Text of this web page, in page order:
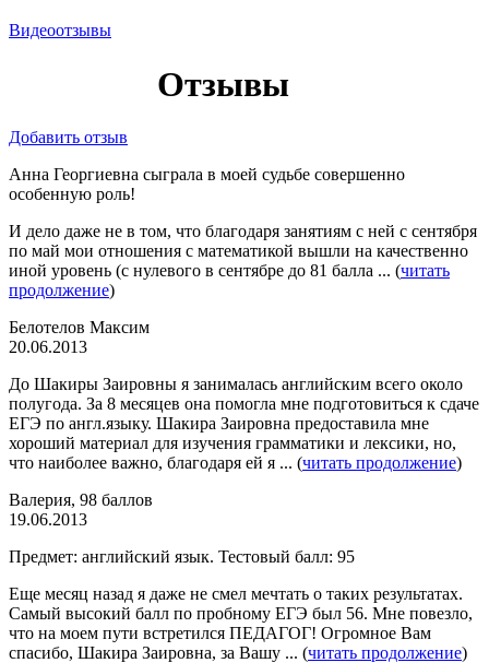
Видеоотзывы
Отзывы
Добавить отзыв
Анна Георгиевна сыграла в моей судьбе совершенно
особенную роль!
И дело даже не в том, что благодаря занятиям с ней с сентября
по май мои отношения с математикой вышли на качественно
иной уровень (с нулевого в сентябре до 81 балла ... (читать
продолжение)
Белотелов Максим
20.06.2013
До Шакиры Заировны я занималась английским всего около
полугода. За 8 месяцев она помогла мне подготовиться к сдаче
ЕГЭ по англ.языку. Шакира Заировна предоставила мне
хороший материал для изучения грамматики и лексики, но,
что наиболее важно, благодаря ей я ... (читать продолжение)
Валерия, 98 баллов
19.06.2013
Предмет: английский язык. Тестовый балл: 95
Еще месяц назад я даже не смел мечтать о таких результатах.
Самый высокий балл по пробному ЕГЭ был 56. Мне повезло,
что на моем пути встретился ПЕДАГОГ! Огромное Вам
спасибо, Шакира Заировна, за Вашу ... (читать продолжение)